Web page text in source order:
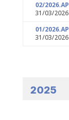
02/2026.AP
31/03/2026
01/2026.AP
31/03/2026
2025